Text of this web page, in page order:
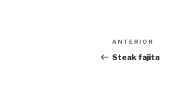
Navegación
de
Entrada
anterior:
ANTERIOR
Steak fajita